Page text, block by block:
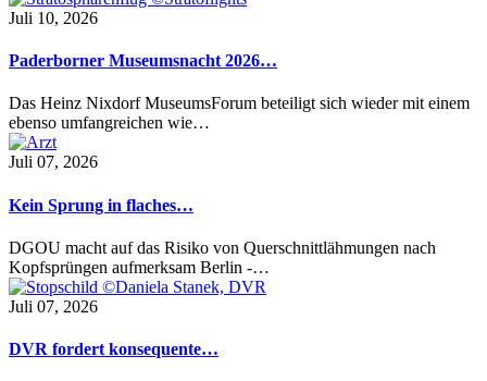
Juli 10, 2026
Paderborner Museumsnacht 2026…
Das Heinz Nixdorf MuseumsForum beteiligt sich wieder mit einem
ebenso umfangreichen wie…
Juli 07, 2026
Kein Sprung in flaches…
DGOU macht auf das Risiko von Querschnittlähmungen nach
Kopfsprüngen aufmerksam Berlin -…
Juli 07, 2026
DVR fordert konsequente…